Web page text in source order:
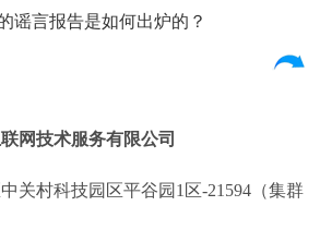
谣言报告是如何出炉的？
网技术服务有限公司
关村科技园区平谷园1区-21594（集群